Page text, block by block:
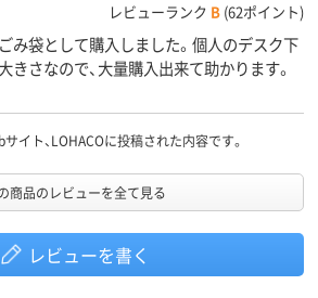
レビューランク B (62ポイント)
み袋として購入しました。個人のデスク下
きさなので、大量購入出来て助かります。
イト、LOHACOに投稿された内容です。
商品のレビューを全て見る
レビューを書く